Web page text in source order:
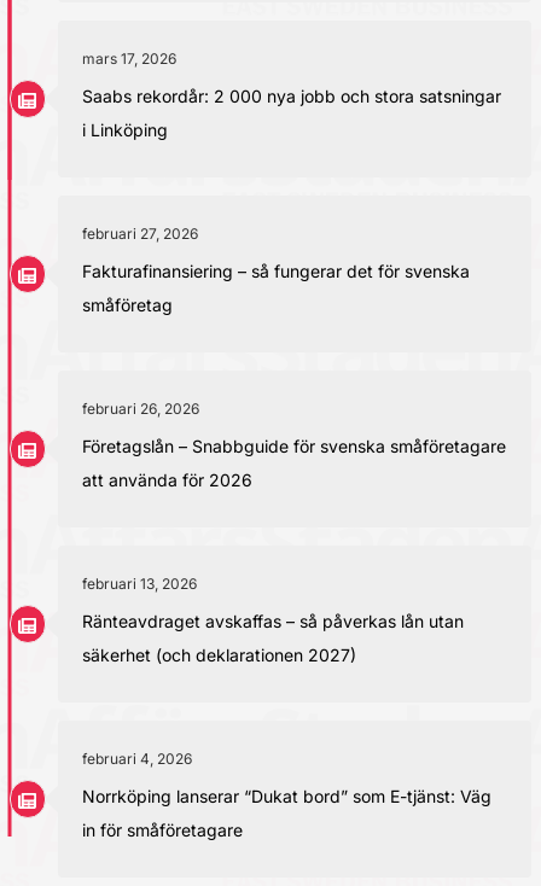
mars 17, 2026
Saabs rekordår: 2 000 nya jobb och stora satsningar
i Linköping
februari 27, 2026
Fakturafinansiering – så fungerar det för svenska
småföretag
februari 26, 2026
Företagslån – Snabbguide för svenska småföretagare
att använda för 2026
februari 13, 2026
Ränteavdraget avskaffas – så påverkas lån utan
säkerhet (och deklarationen 2027)
februari 4, 2026
Norrköping lanserar “Dukat bord” som E-tjänst: Väg
in för småföretagare